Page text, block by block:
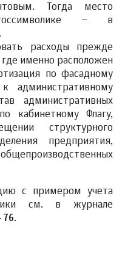
Тогда место
– в
расходы прежде
где именно расположен
по фасадному
административному
административных
кабинетному Флагу,
структурного
предприятия,
с примером учета
см. в журнале
.